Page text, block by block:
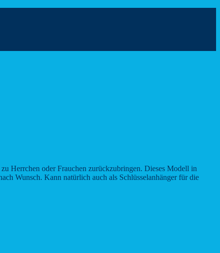
Herrchen oder Frauchen zurückzubringen. Dieses Modell in
Wunsch. Kann natürlich auch als Schlüsselanhänger für die